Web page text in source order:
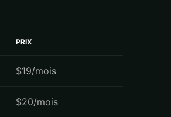
PRIX
$19/mois
$20/mois